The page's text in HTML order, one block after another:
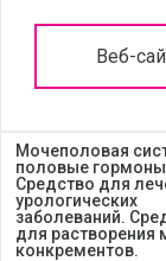
Веб-
Мочеполовая
половые
Средство для
урологических
заболеваний.
для растворения
конкрементов.